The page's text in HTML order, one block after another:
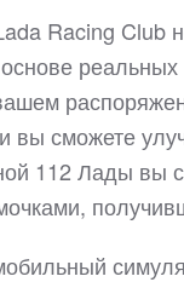
Racing Club
вы сможете
112 Лады вы